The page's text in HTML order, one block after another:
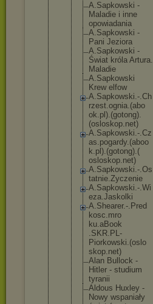
A.Sapkowski -
Maladie i inne
opowiadania
A.Sapkowski -
Pani Jeziora
A.Sapkowski -
Świat króla Artura.
Maladie
A.Sapkowski
Krew elfow
A.Sapkowski.-.Ch
rzest.ognia.(abo
ok.pl).(gotong).
(osloskop.net)
A.Sapkowski.-.Cz
as.pogardy.(aboo
k.pl).(gotong).(
osloskop.net)
A.Sapkowski.-.Os
tatnie.Zyczenie
A.Sapkowski.-.Wi
eza.Jaskolki
A.Shearer.-.Pred
kosc.mro
ku.aBook
.SKR.PL-
Piorkows ki.(oslo
skop.net)
Alan Bullock -
Hitler - studium
tyranii
Aldous Huxley -
Nowy wspaniały